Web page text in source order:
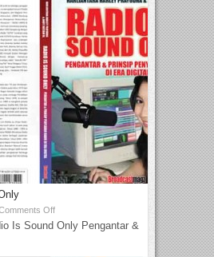
Off
Is Sound Only Pengantar &